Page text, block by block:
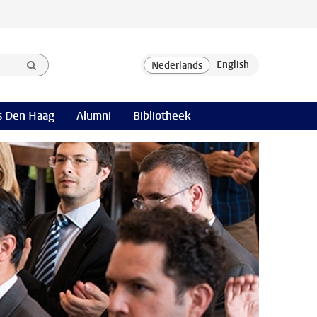
Den Haag Alumni Bibliotheek